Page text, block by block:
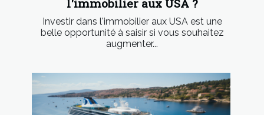
l'immobilier aux USA ?
Investir dans l'immobilier aux USA est une
belle opportunité à saisir si vous souhaitez
augmenter...